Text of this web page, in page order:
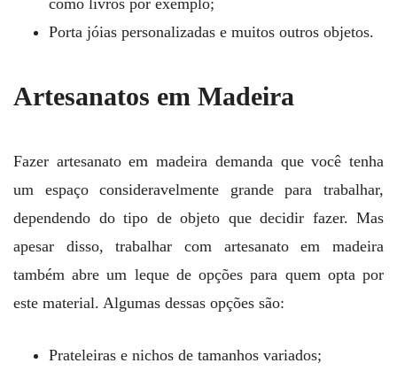
Porta jóias personalizadas e muitos outros objetos.
Artesanatos em Madeira
Fazer artesanato em madeira demanda que você tenha
um espaço consideravelmente grande para trabalhar,
dependendo do tipo de objeto que decidir fazer. Mas
apesar disso, trabalhar com artesanato em madeira
também abre um leque de opções para quem opta por
este material. Algumas dessas opções são:
Prateleiras e nichos de tamanhos variados;